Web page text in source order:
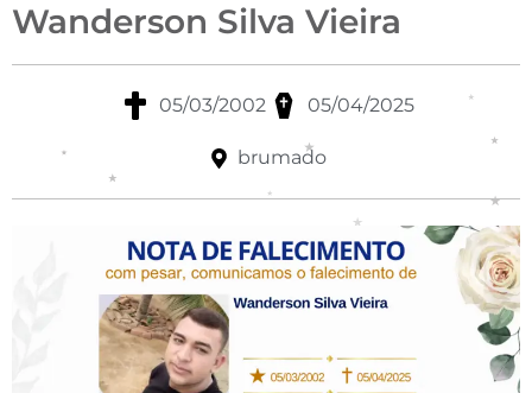
Wanderson Silva Vieira
05/03/2002 05/04/2025
brumado